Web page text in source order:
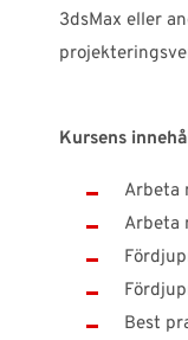
3dsMax eller
Kursens
Arbeta
Arbeta
Best